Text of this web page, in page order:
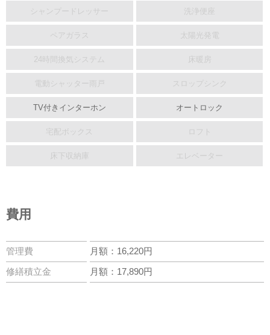
シャンプードレッサー 洗浄便座
ペアガラス 太陽光発電
24時間換気システム 床暖房
電動シャッター雨戸 スロップシンク
TV付きインターホン オートロック
宅配ボックス ロフト
床下収納庫 エレベーター
費用
管理費 月額：16,220円
修繕積立金 月額：17,890円